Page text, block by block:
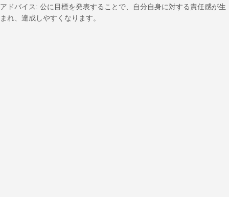
アドバイス: 公に目標を発表することで、自分自身に対する責任感が生
まれ、達成しやすくなります。